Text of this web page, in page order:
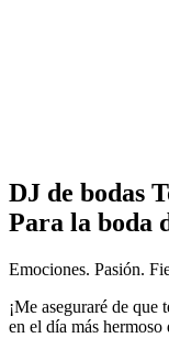
DJ de bodas
Para la boda
Emociones. Pasión.
¡Me aseguraré de que
en el día más hermoso